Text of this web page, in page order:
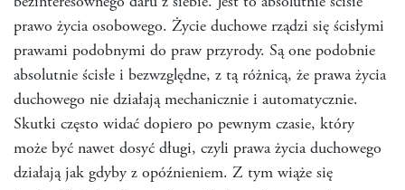
prawo życia osobowego. Życie duchowe rządzi się ścisłymi
prawami podobnymi do praw przyrody. Są one podobnie
absolutnie ścisłe i bezwzględne, z tą różnicą, że prawa życia
duchowego nie działają mechanicznie i automatycznie.
Skutki często widać dopiero po pewnym czasie, który
może być nawet dosyć długi, czyli prawa życia duchowego
działają jak gdyby z opóźnieniem. Z tym wiąże się